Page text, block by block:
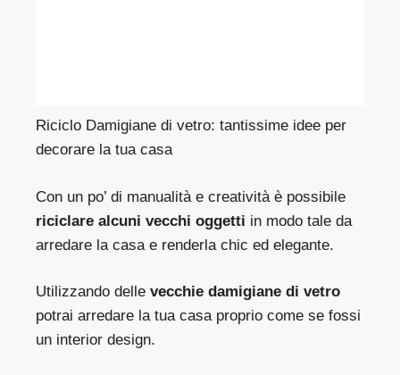
Riciclo Damigiane di vetro: tantissime idee per
decorare la tua casa
Con un po’ di manualità e creatività è possibile
riciclare alcuni vecchi oggetti in modo tale da
arredare la casa e renderla chic ed elegante.
Utilizzando dellevecchie damigiane di vetro
potrai arredare la tua casa proprio come se fossi
un interior design.